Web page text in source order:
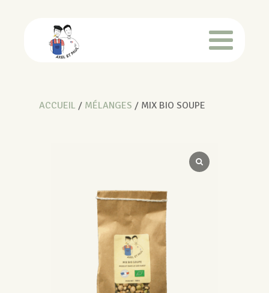
ACCUEIL / MÉLANGES / MIX BIO SOUPE